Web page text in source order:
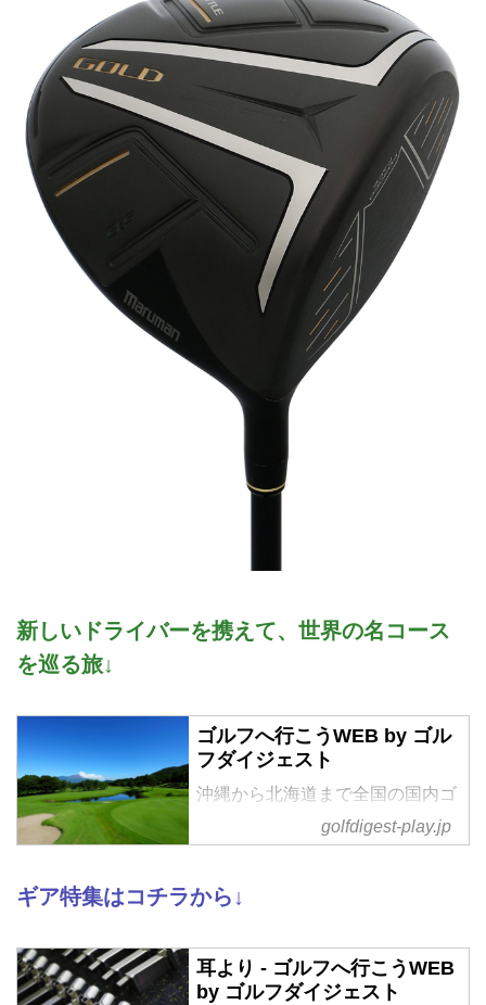
新しいドライバーを携えて、世界の名コース
を巡る旅↓
ゴルフへ行こうWEB by ゴル
フダイジェスト
沖縄から北海道まで全国の国内ゴ
ルフ旅行、ハワイ・北南米・英
国・スコットランド・欧州・タ
ゴルフ旅行をご案内。ゴルフ場会
だけのお得なメンバーシップ情
報。初心者・アベレージから上級
者も楽しめる厳選ゴルフ特集を毎
golfdigest-play.jp
ギア特集はコチラから↓
耳より - ゴルフへ行こうWEB
by ゴルフダイジェスト